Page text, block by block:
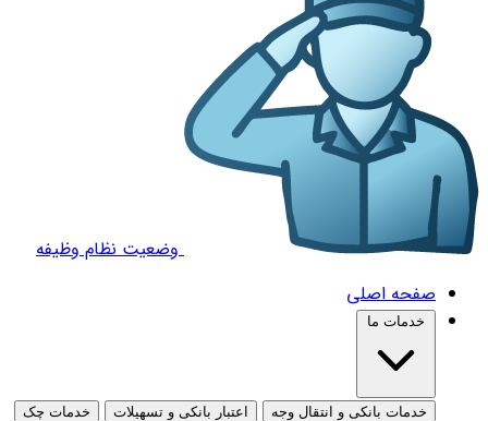
وضعیت نظام وظیفه
صفحه اصلی
خدمات ما
خدمات بانکی و انتقال وجه اعتبار بانکی و تسهیلات
خدمات چک